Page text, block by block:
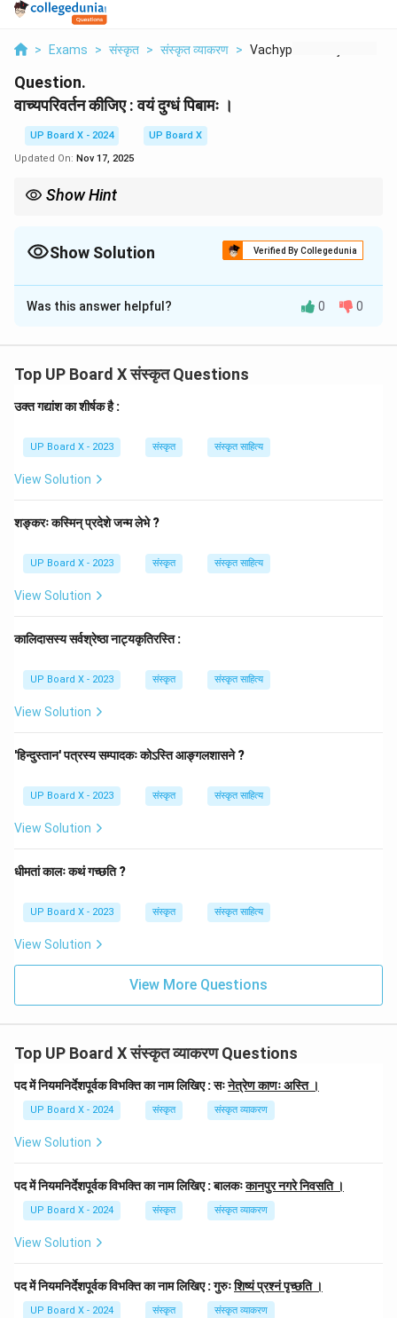
> Exams > संस्कृत > संस्कृत व्याकरण > Vachyprivrtn Kiijie ...
Question.
वाच्यपरिवर्तन कीजिए : वयं दुग्धं पिबामः ।
UP Board X - 2024
UP Board X
Updated On: Nov 17, 2025
Show Hint
Show Solution Verified By Collegedunia
Solution and Explanation
वाच्यपरिवर्तन (कर्मवाच्य में):
दिया गया वाक्य कर्तृवाच्य में है।
कर्मवाच्य में बदलने के लिए, कर्ता (वयं) को तृतीया विभक्ति में (अस्माभिः)
कर्म (दुग्धम्) को प्रथमा विभक्ति में (दुग्धम्, नपुंसकलिंग होने के कारण
बदला जाता है (मूल धातु 'पा' से, पा + य + ते = पीयते)।
Download Solution in PDF
Was this answer helpful? 0 0
Top UP Board X संस्कृत Questions
उक्त गद्यांश का शीर्षक है :
UP Board X - 2023 संस्कृत संस्कृत साहित्य
View Solution
शङ्करः कस्मिन् प्रदेशे जन्म लेभे ?
UP Board X - 2023 संस्कृत संस्कृत साहित्य
View Solution
कालिदासस्य सर्वश्रेष्ठा नाट्यकृतिरस्ति :
UP Board X - 2023 संस्कृत संस्कृत साहित्य
View Solution
'हिन्दुस्तान' पत्रस्य सम्पादकः कोऽस्ति आङ्गलशासने ?
UP Board X - 2023 संस्कृत संस्कृत साहित्य
View Solution
धीमतां कालः कथं गच्छति ?
UP Board X - 2023 संस्कृत संस्कृत साहित्य
View Solution
View More Questions
Top UP Board X संस्कृत व्याकरण Questions
पद में नियमनिर्देशपूर्वक विभक्ति का नाम लिखिए : सःनेत्रेण काणः अस्ति ।
UP Board X - 2024 संस्कृत संस्कृत व्याकरण
View Solution
पद में नियमनिर्देशपूर्वक विभक्ति का नाम लिखिए : बालकःकानपुर नगरे निवसति ।
UP Board X - 2024 संस्कृत संस्कृत व्याकरण
View Solution
पद में नियमनिर्देशपूर्वक विभक्ति का नाम लिखिए : गुरुःशिष्यं प्रश्नं पृच्छति ।
UP Board X - 2024 संस्कृत संस्कृत व्याकरण